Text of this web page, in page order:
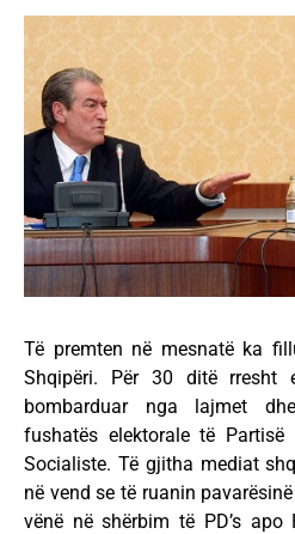
Të premten në mesnatë ka
Shqipëri. Për 30 ditë rresht
bombarduar nga lajmet
fushatës elektorale të Partisë
Socialiste. Të gjitha mediat
në vend se të ruanin
vënë në shërbim të PD’s apo